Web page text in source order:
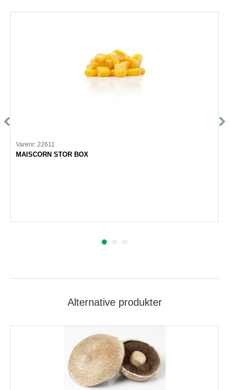
Varenr: 22611
MAISCORN STOR BOX
Alternative produkter